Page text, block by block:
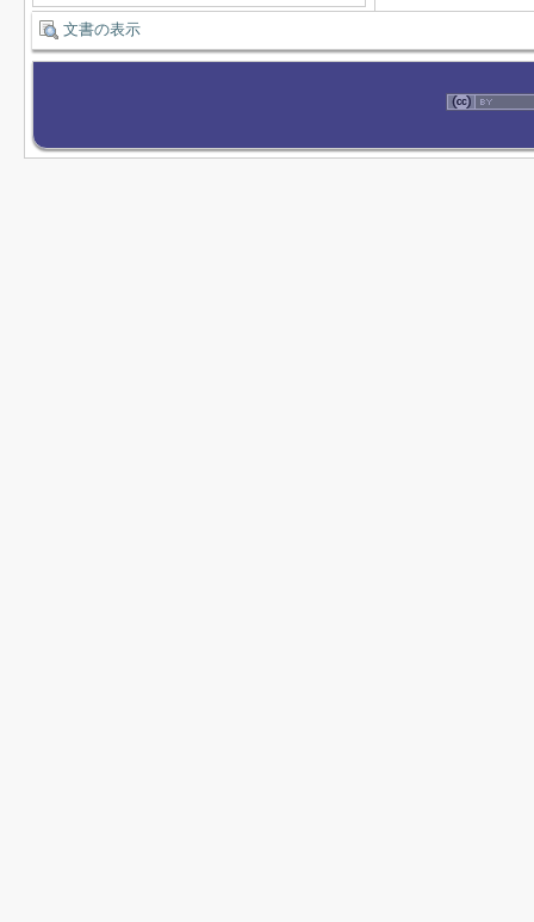
文書の表示